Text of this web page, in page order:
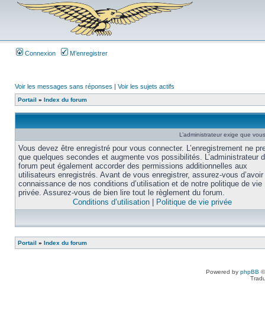
Connexion M’enregistrer
Voir les messages sans réponses | Voir les sujets actifs
Portail » Index du forum
L’administrateur exige que
Vous devez être enregistré pour vous connecter. L’enregistrement ne
que quelques secondes et augmente vos possibilités. L’administrateur
forum peut également accorder des permissions additionnelles aux
utilisateurs enregistrés. Avant de vous enregistrer, assurez-vous
connaissance de nos conditions d’utilisation et de notre politique de vie
privée. Assurez-vous de bien lire tout le règlement du forum.
Conditions d’utilisation
Politique de vie privée
Portail » Index du forum
Powered by phpBB